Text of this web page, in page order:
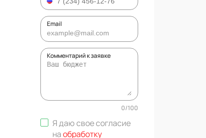
Email
Комментарий к заявке
0/100
Я даю свое согласие
наобработку